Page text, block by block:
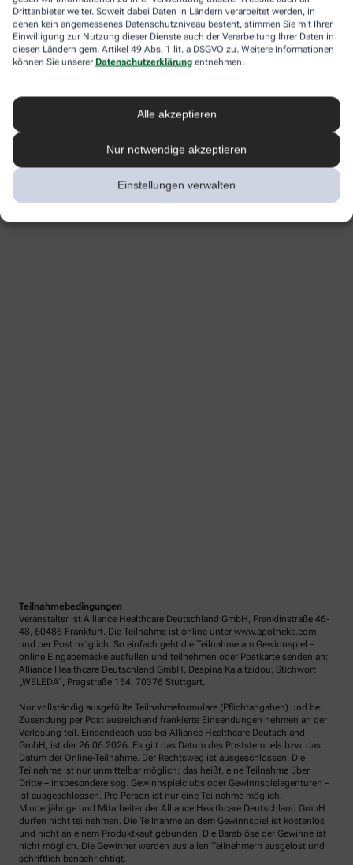
Drittanbieter weiter. Soweit dabei Daten in Ländern verarbeitet werden, in
denen kein angemessenes Datenschutzniveau besteht, stimmen Sie mit Ihrer
Einwilligung zur Nutzung dieser Dienste auch der Verarbeitung Ihrer Daten in
diesen Ländern gem. Artikel 49 Abs. 1 lit. a DSGVO zu. Weitere Informationen
können Sie unserer Datenschutzerklärung entnehmen.
Alle akzeptieren
Nur notwendige akzeptieren
Einstellungen verwalten
Teilnahmebedingungen
Veranstalter ist Alliance Healthcare Deutschland GmbH, Franklinstraße 46-
48, 60486 Frankfurt. Die Teilnahme ist online unter www.apotheke.com
und per Post möglich. So einfach geht die Teilnahme am Gewinnspiel –
online Eingabemaske ausfüllen und teilnehmen oder Postkarte senden an:
Alliance Healthcare Deutschland GmbH, Despina Kalaitzidou, Stichwort
„WELEDA“, Pragstraße 154, 70376 Stuttgart.
Nur vollständig ausgefüllte Teilnahmeformulare (Pflichtangaben) und bei
Zusendung per Post ausreichend frankierte Einsendungen nehmen an der
Verlosung teil. Einsendeschluss bei Alliance Healthcare Deutschland
GmbH, ist der 26.06.2026. Es gilt das Datum des Poststempels bzw. das
Datum der Online-Teilnahme. Der Rechtsweg ist ausgeschlossen. Die
Teilnahme ist nur unmittelbar möglich; das heißt, eine Teilnahme über
Dritte – insbesondere sog. Gewinnspielclubs oder Gewinnspielagenturen –
ist ausgeschlossen. Pro Person ist nur eine Teilnahme möglich.
Minderjährige und Mitarbeiter der Alliance Healthcare Deutschland GmbH
dürfen nicht teilnehmen. Die Teilnahme an dem Gewinnspiel ist kostenlos
und nicht an einem Produktkauf gebunden. Die Barablöse der Gewinne ist
nicht möglich. Die Gewinner werden aus allen Teilnehmern ausgelost und
schriftlich benachrichtigt.